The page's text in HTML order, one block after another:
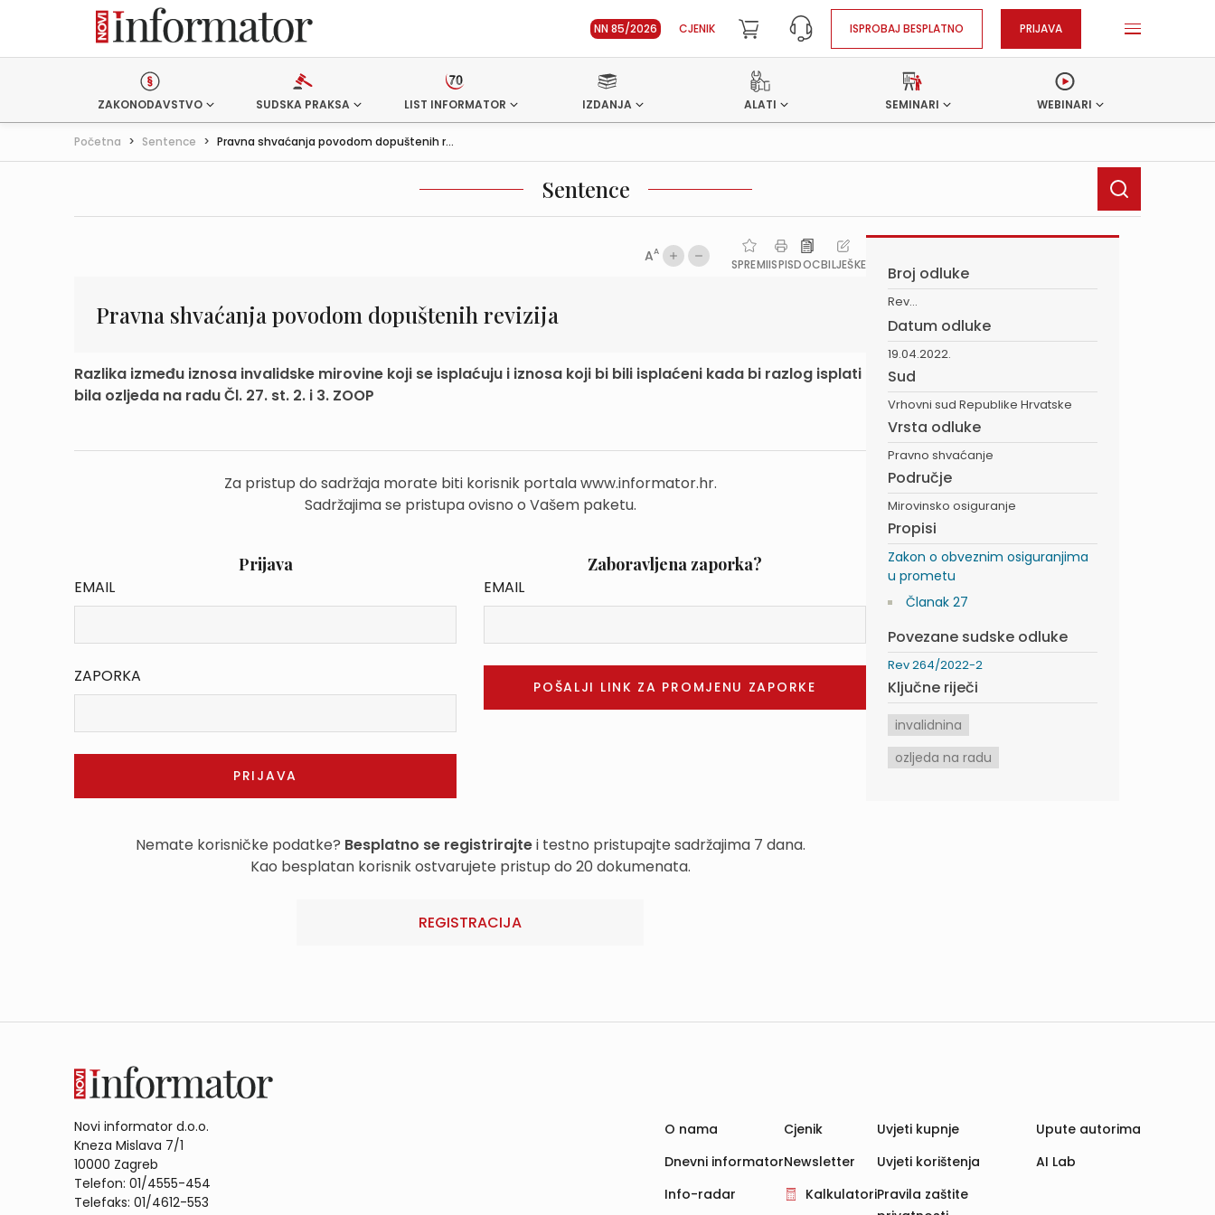
NN 85/2026 CJENIK ISPROBAJ BESPLATNO PRIJAVA
ZAKONODAVSTVO SUDSKA PRAKSA LIST INFORMATOR IZDANJA ALATI SEMINARI WEBINARI
Početna > Sentence > Pravna shvaćanja povodom dopuštenih r...
Sentence
AA
SPREMIISPISDOCBILJEŠKE
Pravna shvaćanja povodom dopuštenih revizija
Razlika između iznosa invalidske mirovine koji se isplaćuju i iznosa koji bi bili isplaćeni kada bi razlog isplati
bila ozljeda na radu Čl. 27. st. 2. i 3. ZOOP
Za pristup do sadržaja morate biti korisnik portala www.informator.hr.
Sadržajima se pristupa ovisno o Vašem paketu.
Prijava
EMAIL
ZAPORKA
Zaboravljena zaporka?
EMAIL
Nemate korisničke podatke? Besplatno se registrirajtei testno pristupajte sadržajima 7 dana.
Kao besplatan korisnik ostvarujete pristup do 20 dokumenata.
REGISTRACIJA
Broj odluke
Rev...
Datum odluke
19.04.2022.
Sud
Vrhovni sud Republike Hrvatske
Vrsta odluke
Pravno shvaćanje
Područje
Mirovinsko osiguranje
Propisi
Zakon o obveznim osiguranjima
u prometu
Članak 27
Povezane sudske odluke
Rev 264/2022-2
Ključne riječi
invalidnina
ozljeda na radu
Novi informator d.o.o.
Kneza Mislava 7/1
10000 Zagreb
Telefon: 01/4555-454
Telefaks: 01/4612-553
O nama
Dnevni informator
Info-radar
Cjenik
Newsletter
Kalkulatori
Uvjeti kupnje
Uvjeti korištenja
Pravila zaštite
Upute autorima
AI Lab